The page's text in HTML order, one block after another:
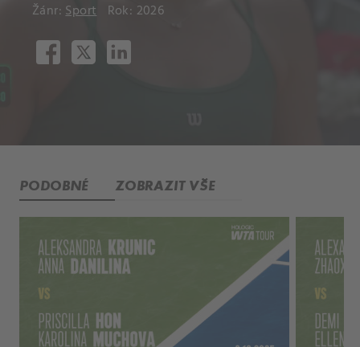
Žánr:Sport Rok: 2026
PODOBNÉ ZOBRAZIT VŠE